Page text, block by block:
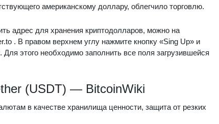
американскому доллару, облегчило торговлю.
адрес для хранения криптодолларов, можно на
. В правом верхнем углу нажмите кнопку «Sing Up» и
этого необходимо заполнить все поля загрузившейся
(USDT) — BitcoinWiki
в качестве хранилища ценности, защита от резких